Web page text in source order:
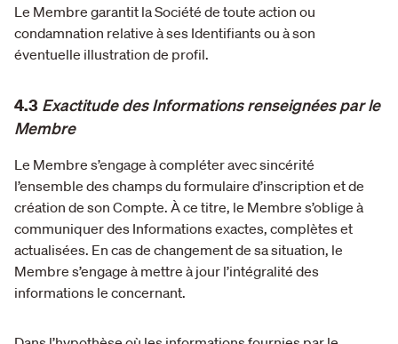
Le Membre garantit la Société de toute action ou
condamnation relative à ses Identifiants ou à son
éventuelle illustration de profil.
4.3 Exactitude des Informations renseignées par le
Membre
Le Membre s’engage à compléter avec sincérité
l’ensemble des champs du formulaire d’inscription et de
création de son Compte. À ce titre, le Membre s’oblige à
communiquer des Informations exactes, complètes et
actualisées. En cas de changement de sa situation, le
Membre s’engage à mettre à jour l’intégralité des
informations le concernant.